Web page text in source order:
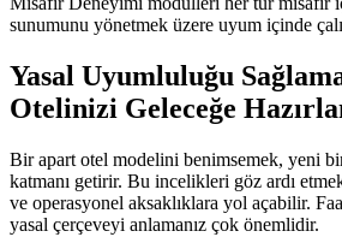
sunumunu yönetmek üzere uyum içinde
Yasal Uyumluluğu
Otelinizi Geleceğe
Bir apart otel modelini benimsemek, yeni
katmanı getirir. Bu incelikleri göz ardı
ve operasyonel aksaklıklara yol açabilir.
yasal çerçeveyi anlamanız çok önemlidir.